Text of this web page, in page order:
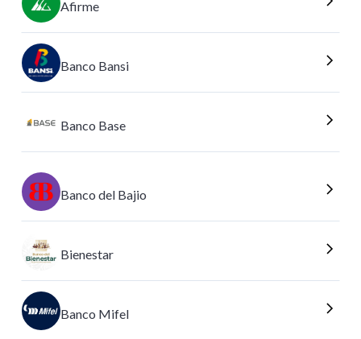
Afirme
Banco Bansi
Banco Base
Banco del Bajio
Bienestar
Banco Mifel